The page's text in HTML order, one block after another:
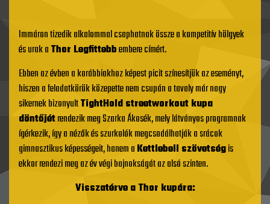
Immáron tizedik alkalommal csaphatnak össze a kompetitív hölgyek
és urak aThor Legfittebbembere címért.
Ebben az évben a korábbiakhoz képest picit színesítjük az eseményt,
hiszen a feladatkörök közepette nem csupán a tavaly már nagy
sikernek bizonyultTightHold streetworkout kupa
döntőjétrendezik meg Szarka Ákosék, mely látványos programnak
ígérkezik, így a nézők és szurkolók megcsodálhatják a srácok
gimnasztikus képességeit, hanem aKettlebell szövetségis
ekkor rendezi meg az év végi bajnokságát az alsó szinten.
Visszatérve a Thor kupára: